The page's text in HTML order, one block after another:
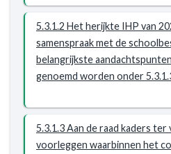
5.3.1.2 Het herijkte IHP van
samenspraak met de
belangrijkste
genoemd worden onder
5.3.1.3 Aan de raad kaders
voorleggen waarbinnen het